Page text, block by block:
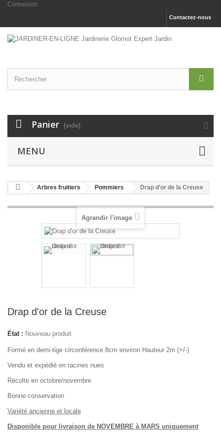
Connexion
Contactez-nous
Panier (vide)
MENU
Arbres fruitiers Pommiers Drap d'or de la Creuse
Agrandir l'image
Drap d'or de la Creuse
État : Nouveau produit
Formé en demi-tige circonférence 8cm environ Hauteur 2m (+/-)
Vendu et expédié en racines nues
Récolte en octobre/novembre
Bonne conservation
Variété ancienne et locale
Disponible pour livraison de NOVEMBRE à MARS uniquement